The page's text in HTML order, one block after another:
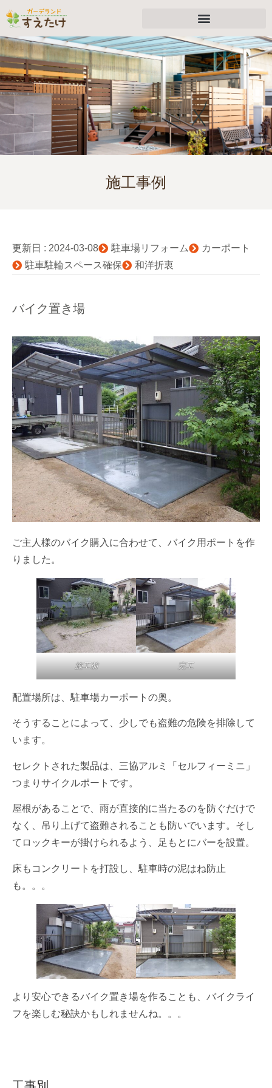
施工事例
更新日 : 2024-03-08 駐車場リフォーム
カーポート
駐車駐輪スペース確保
和洋折衷
バイク置き場
ご主人様のバイク購入に合わせて、バイク用ポートを作
りました。
施工前 完工
配置場所は、駐車場カーポートの奥。
そうすることによって、少しでも盗難の危険を排除して
います。
セレクトされた製品は、三協アルミ「セルフィーミニ」
つまりサイクルポートです。
屋根があることで、雨が直接的に当たるのを防ぐだけで
なく、吊り上げて盗難されることも防いでいます。そし
てロックキーが掛けられるよう、足もとにバーを設置。
床もコンクリートを打設し、駐車時の泥はね防止
も。。。
より安心できるバイク置き場を作ることも、バイクライ
フを楽しむ秘訣かもしれませんね。。。